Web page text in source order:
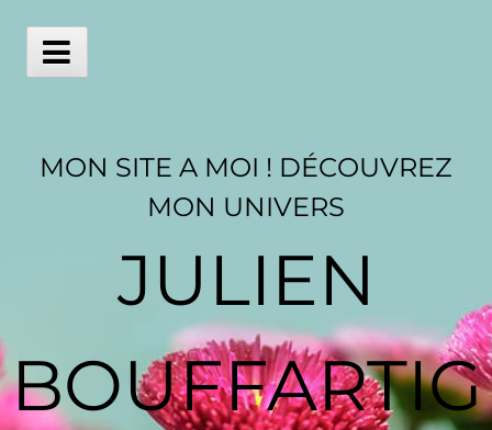
contentMain
MON SITE A MOI ! DÉCOUVREZ
MON UNIVERS
JULIEN
BOUFFARTIG